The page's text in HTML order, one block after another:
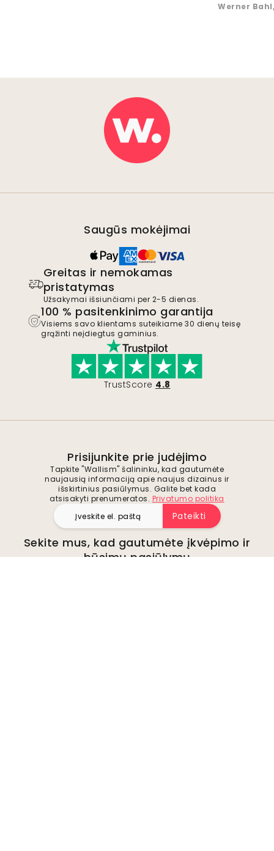
Werner Bahl
Saugūs mokėjimai
Greitas ir nemokamas
pristatymas
Užsakymai išsiunčiami per 2-5 dienas.
100 % pasitenkinimo garantija
Visiems savo klientams suteikiame 30 dienų teisę
grąžinti neįdiegtus gaminius.
TrustScore 4.8
Prisijunkite prie judėjimo
Tapkite "Wallism" šalininku, kad gautumėte
naujausią informaciją apie naujus dizainus ir
išskirtinius pasiūlymus. Galite bet kada
atsisakyti prenumeratos. Privatumo politika
Pateikti
Sekite mus, kad gautumėte įkvėpimo ir
būsimų pasiūlymų